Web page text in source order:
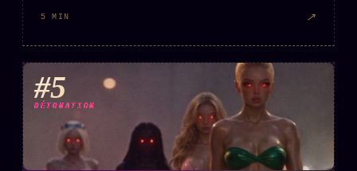
5 MIN ↗
#5
DÉTONATION